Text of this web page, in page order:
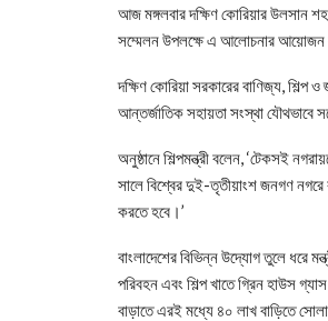
আজ মঙ্গলবার দক্ষিণ কোরিয়ার উলসান
সম্মেলন উপলক্ষে এ আলোচনার আয়োজন
দক্ষিণ কোরিয়া সরকারের বাণিজ্য, শিল্প
আন্তর্জাতিক সহায়তা সংস্থা যৌথভাবে
অনুষ্ঠানে শিল্পমন্ত্রী বলেন, ‘টেকসই
সালে বিশ্বের দুই-তৃতীয়াংশ জনগণ নগরে
করতে হবে।’
বাংলাদেশের বিভিন্ন উদ্যোগ তুলে ধরে
পরিবহন এবং শিল্প খাতে গ্রিন হাউস
বাড়াতে এরই মধ্যে ৪০ লাখ বাড়িতে